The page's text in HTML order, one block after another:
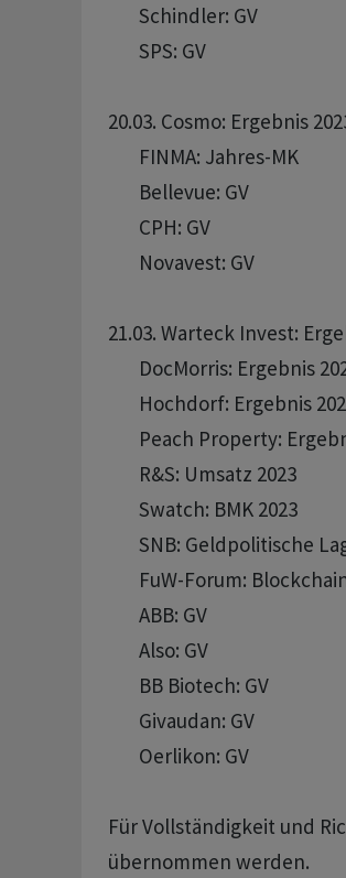
       Schindler: GV
       SPS: GV
20.03. Cosmo: Ergebnis
       FINMA: Jahres-MK
       Bellevue: GV
       CPH: GV
       Novavest: GV
21.03. Warteck Invest:
DocMorris: Ergebnis
Hochdorf: Ergebnis
Peach Property:
       R&S: Umsatz 2023
       Swatch: BMK 2023
SNB: Geldpolitische
FuW-Forum:
       ABB: GV
       Also: GV
       BB Biotech: GV
       Givaudan: GV
       Oerlikon: GV
Für Vollständigkeit und
übernommen werden.